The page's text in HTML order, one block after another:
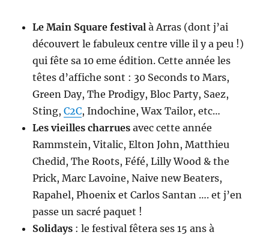
Le Main Square festival à Arras (dont j’ai
découvert le fabuleux centre ville il y a peu !)
qui fête sa 10 eme édition. Cette année les
têtes d’affiche sont : 30 Seconds to Mars,
Green Day, The Prodigy, Bloc Party, Saez,
Sting,C2C, Indochine, Wax Tailor, etc…
Les vieilles charrues avec cette année
Rammstein, Vitalic, Elton John, Matthieu
Chedid, The Roots, Féfé, Lilly Wood & the
Prick, Marc Lavoine, Naive new Beaters,
Rapahel, Phoenix et Carlos Santan …. et j’en
passe un sacré paquet !
Solidays : le festival fêtera ses 15 ans à